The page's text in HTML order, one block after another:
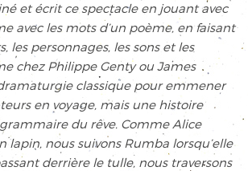
et écrit ce spectacle en jouant avec
avec les mots d’un poème, en faisant
les personnages, les sons et les
chez Philippe Genty ou James
classique pour emmener
en voyage, mais une histoire
du rêve. Comme Alice
lapin, nous suivons Rumba lorsqu’elle
derrière le tulle, nous traversons